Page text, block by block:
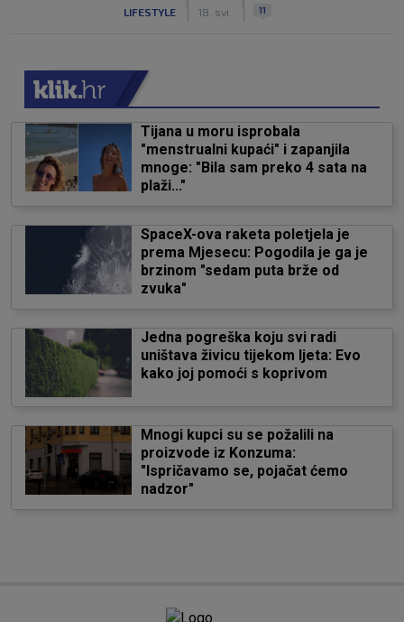
LIFESTYLE 18. svi. 11
Tijana u moru isprobala
"menstrualni kupaći" i zapanjila
mnoge: "Bila sam preko 4 sata na
plaži..."
SpaceX-ova raketa poletjela je
prema Mjesecu: Pogodila je ga je
brzinom "sedam puta brže od
zvuka"
Jedna pogreška koju svi radi
uništava živicu tijekom ljeta: Evo
kako joj pomoći s koprivom
Mnogi kupci su se požalili na
proizvode iz Konzuma:
"Ispričavamo se, pojačat ćemo
nadzor"